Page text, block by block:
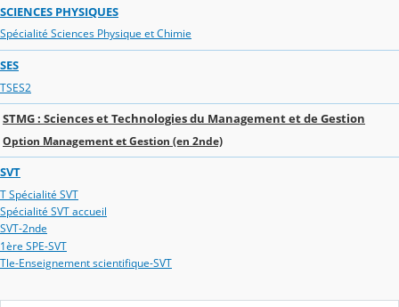
SCIENCES PHYSIQUES
Spécialité Sciences Physique et Chimie
SES
TSES2
STMG : Sciences et Technologies du Management et de Gestion
Option Management et Gestion (en 2nde)
SVT
T Spécialité SVT
Spécialité SVT accueil
SVT-2nde
1ère SPE-SVT
Tle-Enseignement scientifique-SVT